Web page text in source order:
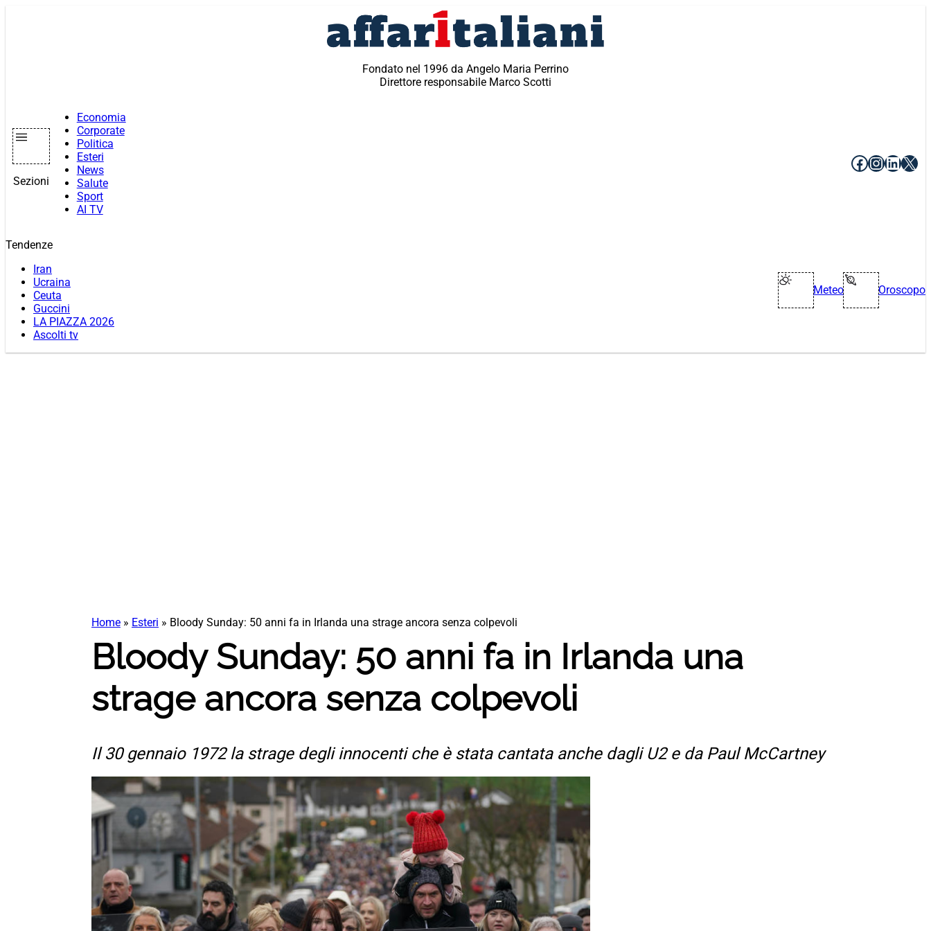
Fondato nel 1996 da Angelo Maria Perrino
Direttore responsabile Marco Scotti
Sezioni
Economia
Corporate
Politica
Esteri
News
Salute
Sport
AI TV
Facebook
X
Tendenze
Iran
Ucraina
Ceuta
Guccini
LA PIAZZA 2026
Ascolti tv
Meteo Oroscopo
Home » Esteri » Bloody Sunday: 50 anni fa in Irlanda una strage ancora senza colpevoli
Bloody Sunday: 50 anni fa in Irlanda una
strage ancora senza colpevoli
Il 30 gennaio 1972 la strage degli innocenti che è stata cantata anche dagli U2 e da Paul McCartney